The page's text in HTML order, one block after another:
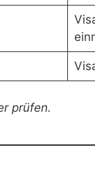
prüfen.